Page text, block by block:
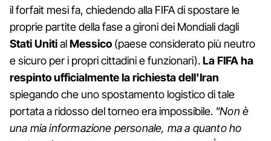
il forfait mesi fa, chiedendo alla FIFA di spostare le
proprie partite della fase a gironi dei Mondiali dagli
Stati UnitialMessico (paese considerato più neutro
e sicuro per i propri cittadini e funzionari).La FIFA ha
respinto ufficialmente la richiesta dell'Iran
spiegando che uno spostamento logistico di tale
portata a ridosso del torneo era impossibile. "Non è
una mia informazione personale, ma a quanto ho